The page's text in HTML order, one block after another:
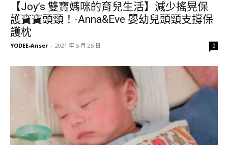
【Joy’s 雙寶媽咪的育兒生活】減少搖晃保
護寶寶頭頸！-Anna&Eve 嬰幼兒頭頸支撐保
護枕
YODEE-Anser - 2021 年 5 月 25 日 0